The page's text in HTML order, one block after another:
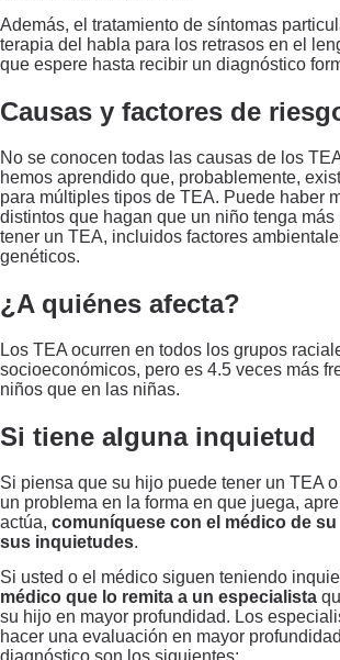
Además, el tratamiento de síntomas
terapia del habla para los retrasos en el
que espere hasta recibir un diagnóstico
Causas y factores de
No se conocen todas las causas de los
hemos aprendido que, probablemente,
para múltiples tipos de TEA. Puede haber
distintos que hagan que un niño tenga
tener un TEA, incluidos factores
genéticos.
¿A quiénes afecta?
Los TEA ocurren en todos los grupos
socioeconómicos, pero es 4.5 veces más
niños que en las niñas.
Si tiene alguna inquietud
Si piensa que su hijo puede tener un TEA
un problema en la forma en que juega,
actúa, comuníquese con el médico de
sus inquietudes.
Si usted o el médico siguen teniendo
médico que lo remita a un especialista
su hijo en mayor profundidad. Los
hacer una evaluación en mayor
diagnóstico son los siguientes: